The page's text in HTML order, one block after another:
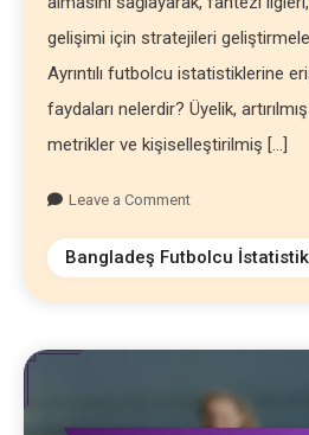
gelişimi için stratejileri
Ayrıntılı futbolcu istatistiklerine
faydaları nelerdir? Üyelik,
metrikler ve kişiselleştirilmiş […]
Leave a Comment
Bangladeş Futbolcu